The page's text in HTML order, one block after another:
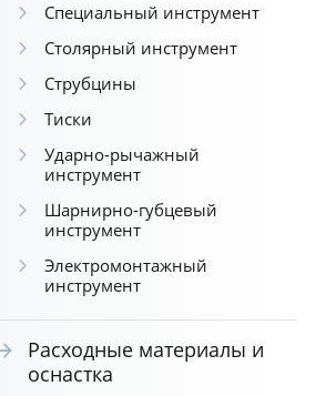
Специальный инструмент
Столярный инструмент
Струбцины
Тиски
Ударно-рычажный
инструмент
Шарнирно-губцевый
инструмент
Электромонтажный
инструмент
Расходные материалы и
оснастка